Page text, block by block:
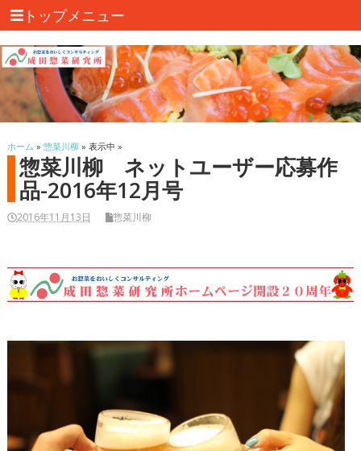
トップメニュー
ホーム » 惣菜川柳» 表示中 »
惣菜川柳 ネットユーザー応募作
品-2016年12月号
2016年11月13日 惣菜川柳